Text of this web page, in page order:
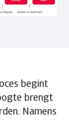
begint
brengt
Namens